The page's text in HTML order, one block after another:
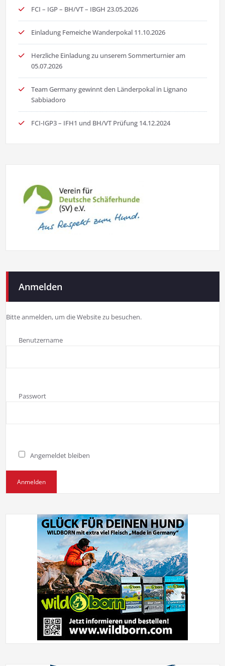
FCI – IGP – BH/VT – IBGH 23.05.2026
Einladung Femeiche Wanderpokal 11.10.2026
Herzliche Einladung zu unserem Sommerturnier am
05.07.2026
Team Germany gewinnt den Länderpokal in Lignano
Sabbiadoro
FCI-IGP3 – IFH1 und BH/VT Prüfung 14.12.2024
Anmelden
Bitte anmelden, um die Website zu besuchen.
Benutzername
Passwort
Angemeldet bleiben